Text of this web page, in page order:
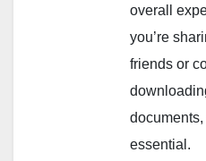
overall
you’re
friends or
essential.